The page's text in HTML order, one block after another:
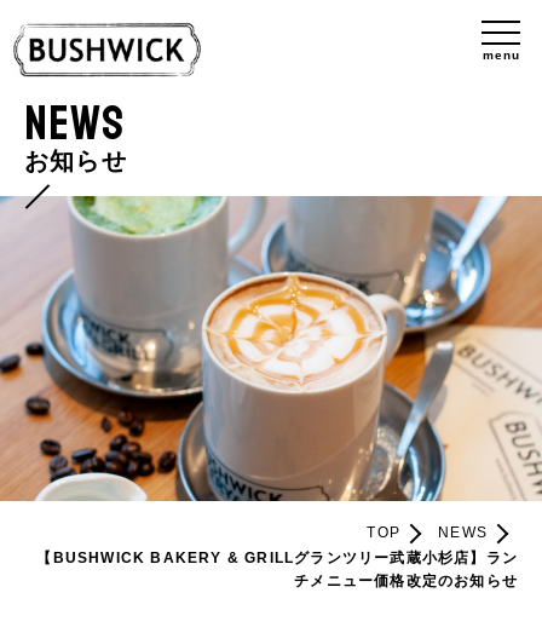
menu
NEWS
お知らせ
TOP
NEWS
【BUSHWICK BAKERY & GRILLグランツリー武蔵小杉店】ラン
チメニュー価格改定のお知らせ